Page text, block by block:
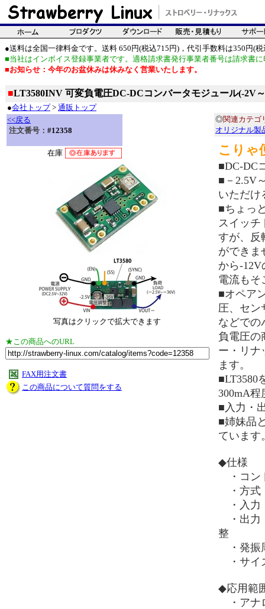
●送料は全国一律料金です。送料 650円(税込715円)，代引手数料は350円(税
■当社はインボイス登録事業者です。適格請求書発行事業者番号は請求書
■お知らせ：今年のお盆休みは休みなく営業いたします。
■LT3580INV 可変負電圧DC-DCコンバータモジュール(-2V
●会社トップ> 通販トップ
<<戻る
注文番号： #12358
在庫
写真はクリックで拡大できます
★この商品へのURL
FAX用注文書
この商品について質問をする
◎関連カテゴ
オリジナル製
こりゃ
■DC-DC
■－2.5V
いただけ
■ちょっ
スイッチ
すが、反
ができま
から-
電流もそ
■オペア
圧、セン
などでの
負電圧の
ー・リナ
ます。
■LT3580
300mA程
■入力・
■姉妹品
ています
◆仕様
・コン
・方式
・入力
・出力
整
・発振
・サイ
◆応用範
・アナ